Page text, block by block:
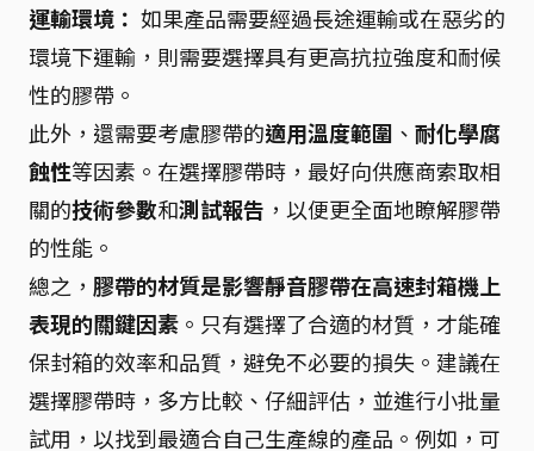
運輸環境： 如果產品需要經過長途運輸或在惡劣的
環境下運輸，則需要選擇具有更高抗拉強度和耐候
性的膠帶。
此外，還需要考慮膠帶的適用溫度範圍 、 耐化學腐
蝕性等因素。在選擇膠帶時，最好向供應商索取相
關的技術參數和測試報告 ，以便更全面地瞭解膠帶
的性能。
總之， 膠帶的材質是影響靜音膠帶在高速封箱機上
表現的關鍵因素 。只有選擇了合適的材質，才能確
保封箱的效率和品質，避免不必要的損失。建議在
選擇膠帶時，多方比較、仔細評估，並進行小批量
試用，以找到最適合自己生產線的產品。例如，可